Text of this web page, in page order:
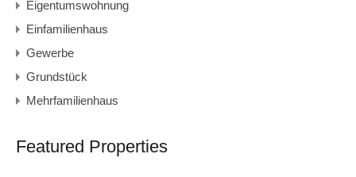
Eigentumswohnung
Einfamilienhaus
Gewerbe
Grundstück
Mehrfamilienhaus
Featured Properties